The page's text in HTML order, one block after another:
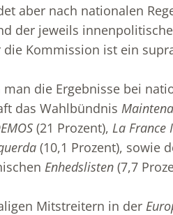
aber nach nationalen
der jeweils
Kommission ist ein
man die Ergebnisse bei
das Wahlbündnis
(21 Prozent), La France
(10,1 Prozent), sowie
Enhedslisten (7,7
Mitstreitern in der